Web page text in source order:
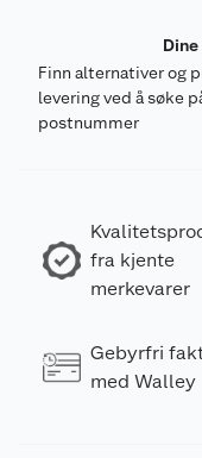
Finn alternativer og
levering ved å søke
postnummer
fra kjente
merkevarer
Gebyrfri
med Walley